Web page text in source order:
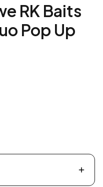
RK Baits
Pop Up